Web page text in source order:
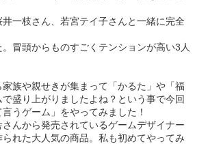
一枝さん、若宮テイ子さんと一緒に完全
冒頭からものすごくテンションが高い3人
族や親せきが集まって「かるた」や「福
盛り上がりましたよね？という事で今回
うゲーム」をやってみました！
んから発売されているゲームデザイナー
れた大人気の商品。私も初めてやってみ